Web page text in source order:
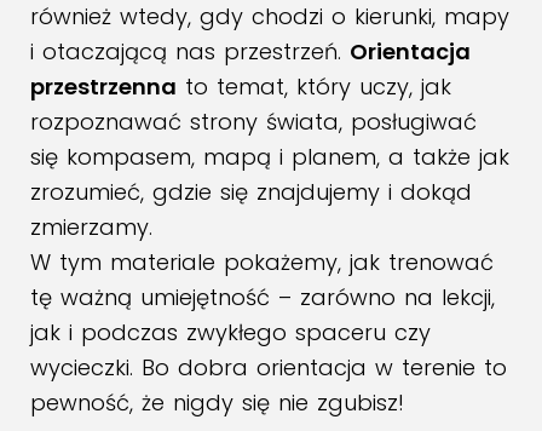
również wtedy, gdy chodzi o kierunki, mapy
i otaczającą nas przestrzeń. Orientacja
przestrzenna to temat, który uczy, jak
rozpoznawać strony świata, posługiwać
się kompasem, mapą i planem, a także jak
zrozumieć, gdzie się znajdujemy i dokąd
zmierzamy.
W tym materiale pokażemy, jak trenować
tę ważną umiejętność – zarówno na lekcji,
jak i podczas zwykłego spaceru czy
wycieczki. Bo dobra orientacja w terenie to
pewność, że nigdy się nie zgubisz!